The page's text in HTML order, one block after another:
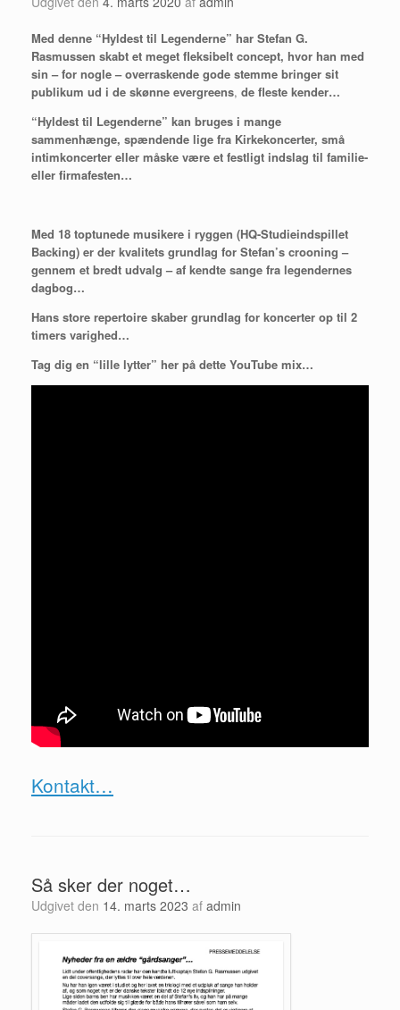
Med denne “Hyldest til Legenderne” har Stefan G.
Rasmussen skabt et meget fleksibelt concept, hvor han med
sin – for nogle – overraskende gode stemme bringer sit
publikum ud i de skønne evergreens, de fleste kender…
“Hyldest til Legenderne” kan bruges i mange
sammenhænge, spændende lige fra Kirkekoncerter, små
intimkoncerter eller måske være et festligt indslag til familie-
eller firmafesten…
Med 18 toptunede musikere i ryggen (HQ-Studieindspillet
Backing) er der kvalitets grundlag for Stefan’s crooning –
gennem et bredt udvalg – af kendte sange fra legendernes
dagbog…
Hans store repertoire skaber grundlag for koncerter op til 2
timers varighed…
Tag dig en “lille lytter” her på dette YouTube mix…
Kontakt…
Så sker der noget…
Udgivet den 14. marts 2023 af admin